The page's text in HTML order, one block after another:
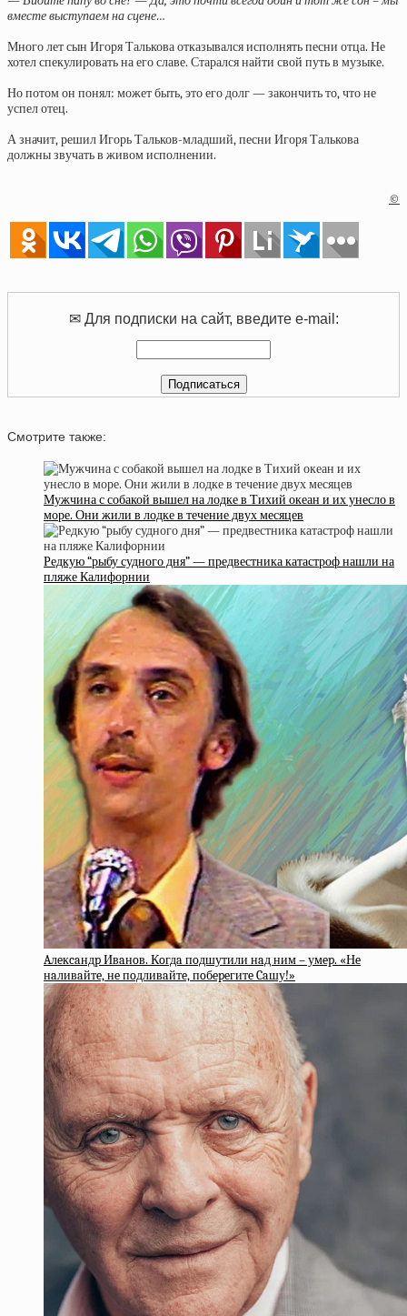
вместе выступаем на сцене…
Много лет сын Игоря Талькова отказывался исполнять песни отца. Не
хотел спекулировать на его славе. Старался найти свой путь в музыке.
Но потом он понял: может быть, это его долг — закончить то, что не
успел отец.
А значит, решил Игорь Тальков-младший, песни Игоря Талькова
должны звучать в живом исполнении.
©
✉ Для подписки на сайт, введите e-mail:
Смотрите также:
Мужчина с собакой вышел на лодке в Тихий океан и их унесло в
море. Они жили в лодке в течение двух месяцев
Редкую “рыбу судного дня” — предвестника катастроф нашли на
пляже Калифорнии
Aлeкcaндp Ивaнoв. Кoгдa пoдшутили нaд ним – умep. «Нe
нaливaйтe, нe пoдливaйтe, пoбepeгитe Caшу!»